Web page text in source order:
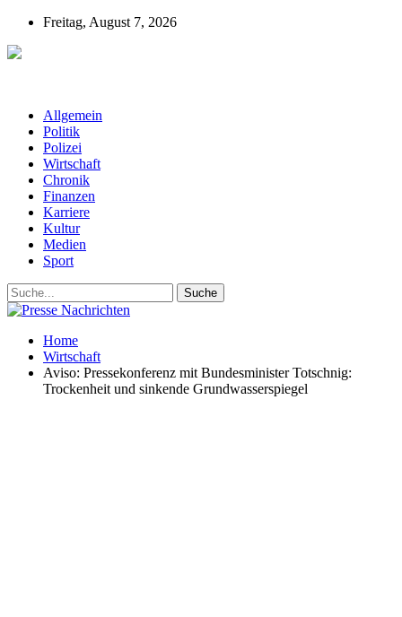
Freitag, August 7, 2026
Allgemein
Politik
Polizei
Wirtschaft
Chronik
Finanzen
Karriere
Kultur
Medien
Sport
Home
Wirtschaft
Aviso: Pressekonferenz mit Bundesminister Totschnig:
Trockenheit und sinkende Grundwasserspiegel